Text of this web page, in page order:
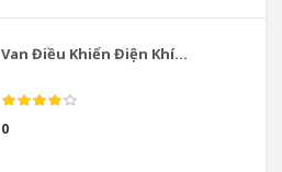
Van Điều Khiển Điện Khí...
0